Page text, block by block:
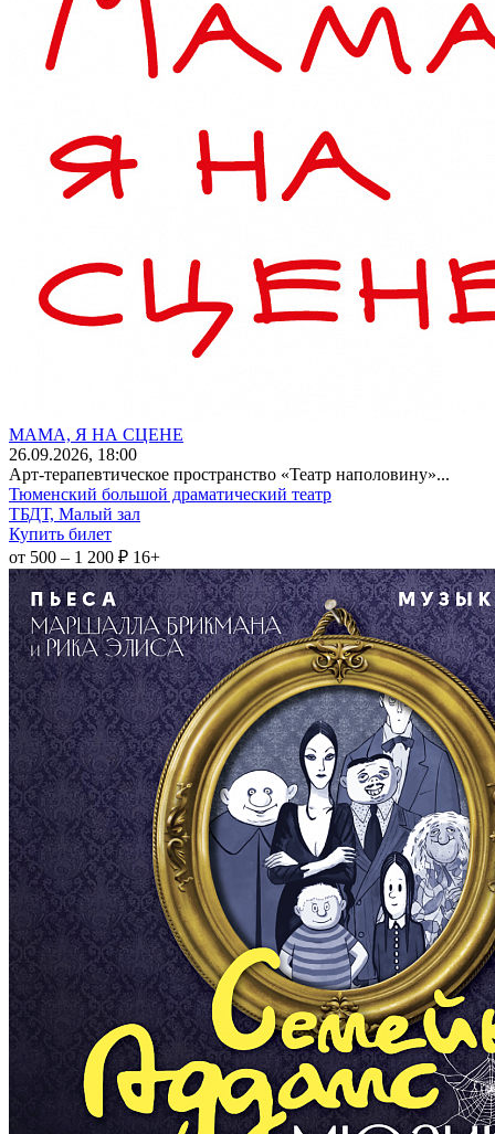
МАМА, Я НА СЦЕНЕ
26.09.2026, 18:00
Арт-терапевтическое пространство «Театр наполовину»...
Тюменский большой драматический театр
ТБДТ, Малый зал
Купить билет
от 500 – 1 200 ₽ 16+